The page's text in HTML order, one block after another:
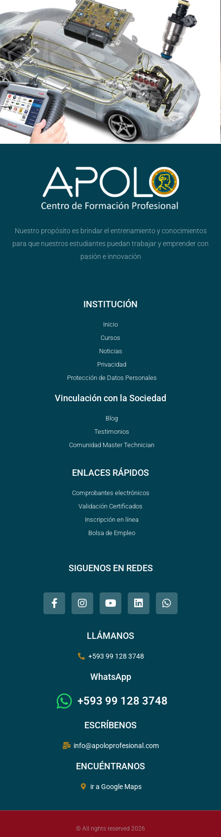
Nuestro propósito es brindar el entrenamiento y conocimientos
para que nuestros estudiantes puedan trabajar y emprender con
pasión e innovación
INSTITUCIÓN
Inicio
Cursos
Noticias
Privacidad
Protección de Datos Personales
Vinculación con la Sociedad
Blog
Testimonios
Comunidad Master Technician
ENLACES RÁPIDOS
Comprobantes electrónicos
Validación Certificados
Inscripción en línea
Bolsa de Empleo
SIGUENOS EN REDES
LLÁMANOS
+593 99 128 3748
WhatsApp
+593 99 128 3748
ESCRÍBENOS
info@apoloprofesional.com
ENCUÉNTRANOS
ir a Google Maps
© All rights reserved 2026